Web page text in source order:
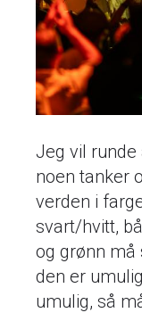
Jeg vil
noen tanker
verden i
svart/hvitt,
og grønn
den er
umulig, så